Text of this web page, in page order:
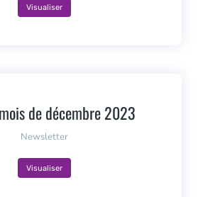
Visualiser
de décembre 2023
Newsletter
Visualiser